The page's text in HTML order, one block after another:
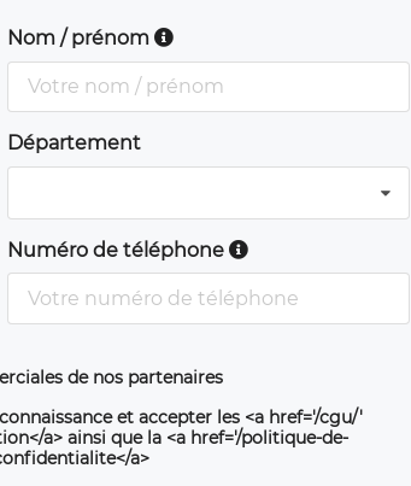
Nom / prénom
Département
Numéro de téléphone
de nos partenaires
et accepter les <a href='/cgu/'
a> ainsi que la <a href='/politique-de-
a>